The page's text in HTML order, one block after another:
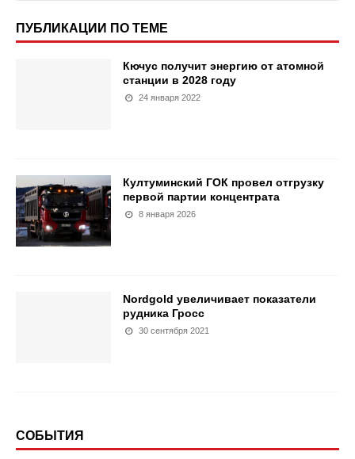
ПУБЛИКАЦИИ ПО ТЕМЕ
Кючус получит энергию от атомной
станции в 2028 году
24 января 2022
Култуминский ГОК провел отгрузку
первой партии концентрата
8 января 2026
Nordgold увеличивает показатели
рудника Гросс
30 сентября 2021
СОБЫТИЯ